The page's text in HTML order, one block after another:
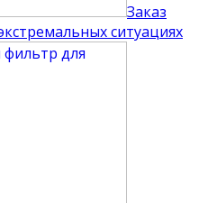
Заказ
ситуациях